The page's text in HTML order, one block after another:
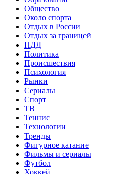
Общество
Около спорта
Отдых в России
Отдых за границей
ПДД
Политика
Происшествия
Психология
Рынки
Сериалы
Спорт
ТВ
Теннис
Технологии
Тренды
Фигурное катание
Фильмы и сериалы
Футбол
Хоккей